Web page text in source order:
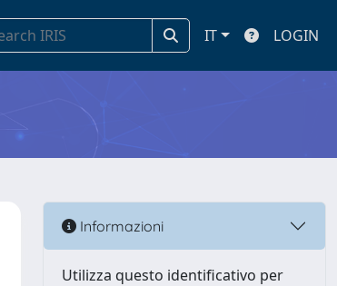
IT LOGIN
Informazioni
Utilizza questo identificativo per